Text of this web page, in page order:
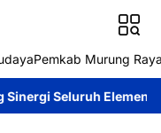
Pemkab Murung
Cegah Bencana